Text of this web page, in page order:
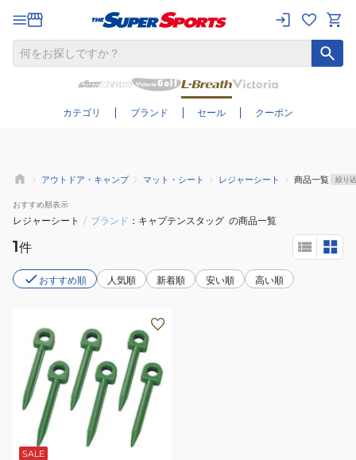
カテゴリ ブランド セール クーポン
さらに絞り込む
アウトドア・キャンプ マット・シート レジャーシート 商品一覧 絞り
おすすめ順表示
レジャーシート / ブランド キャプテンスタッグ の商品一覧
1件
おすすめ順 人気順 新着順 安い順 高い順
シ
ー
用SALE